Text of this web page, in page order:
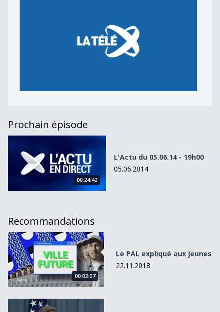
Prochain épisode
L&#039;Actu du 05.06.14 - 19h00
00:24:42
L'Actu du 05.06.14 - 19h00
05.06.2014
Recommandations
Le PAL expliqué aux jeunes
00:02:07
Le PAL expliqué aux jeunes
22.11.2018
Les Infos du 08.05.12